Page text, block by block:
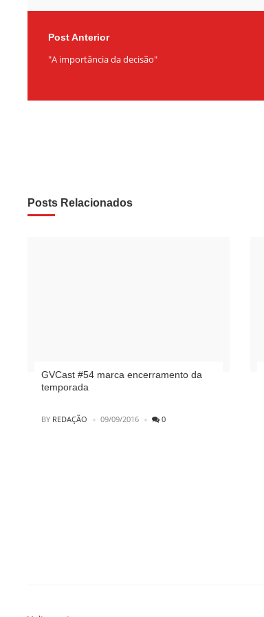
Post Anterior
"A importância da decisão"
Posts Relacionados
GVCast #54 marca encerramento da
temporada
POSTED
BY REDAÇÃO 09/09/2016 0